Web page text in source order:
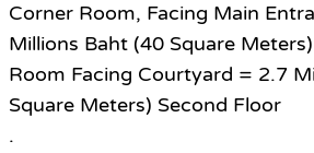
Corner Room, Facing Main
Millions Baht (40 Square
Room Facing Courtyard = 2.7
Square Meters) Second Floor
.